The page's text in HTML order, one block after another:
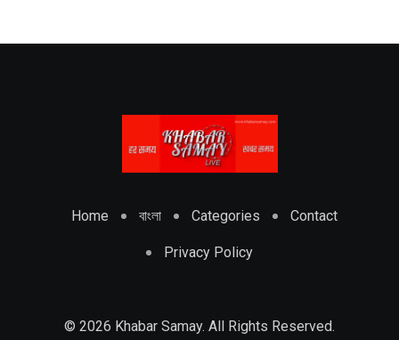
Home বাংলা Categories Contact
Privacy Policy
© 2026 Khabar Samay. All Rights Reserved.